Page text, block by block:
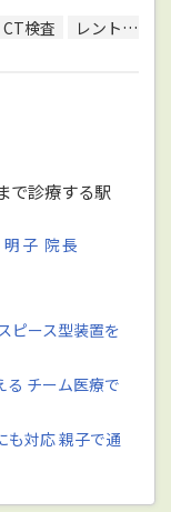
CT検査 レントゲン検査
で診療する駅
子 院長
ピース型装置を
る チーム医療で
も対応 親子で通